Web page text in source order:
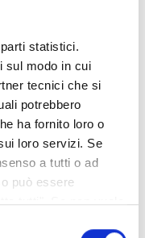
statistici.
sul modo in cui
tecnici che si
potrebbero
ha fornito loro o
loro servizi. Se
a tutti o ad
può essere
tutti". Se non vuole
del modulo di